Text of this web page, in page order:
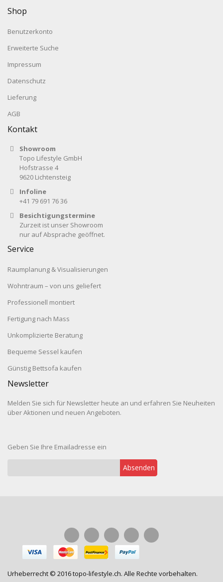
Shop
Benutzerkonto
Erweiterte Suche
Impressum
Datenschutz
Lieferung
AGB
Kontakt
Showroom
Topo Lifestyle GmbH
Hofstrasse 4
9620 Lichtensteig
Infoline
+41 79 691 76 36
Besichtigungstermine
Zurzeit ist unser Showroom
nur auf Absprache geöffnet.
Service
Raumplanung & Visualisierungen
Wohntraum – von uns geliefert
Professionell montiert
Fertigung nach Mass
Unkomplizierte Beratung
Bequeme Sessel kaufen
Günstig Bettsofa kaufen
Newsletter
Melden Sie sich für Newsletter heute an und erfahren Sie Neuheiten
über Aktionen und neuen Angeboten.
Geben Sie Ihre Emailadresse ein
Absenden
Urheberrecht © 2016 topo-lifestyle.ch. Alle Rechte vorbehalten.